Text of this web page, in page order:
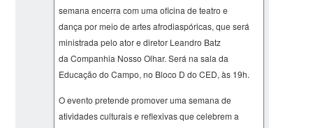
semana encerra com uma oficina de teatro e
dança por meio de artes afrodiaspóricas, que será
ministrada pelo ator e diretor Leandro Batz
da Companhia Nosso Olhar. Será na sala da
Educação do Campo, no Bloco D do CED, às 19h.
O evento pretende promover uma semana de
atividades culturais e reflexivas que celebrem a